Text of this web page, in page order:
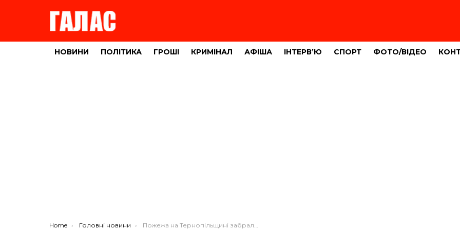
НОВИНИ ПОЛІТИКА ГРОШІ КРИМІНАЛ АФІША ІНТЕРВ’Ю СПОРТ ФОТО/ВІДЕО
You are here:
Home Головні новини Пожежа на Тернопільщині забрала життя у двох людей